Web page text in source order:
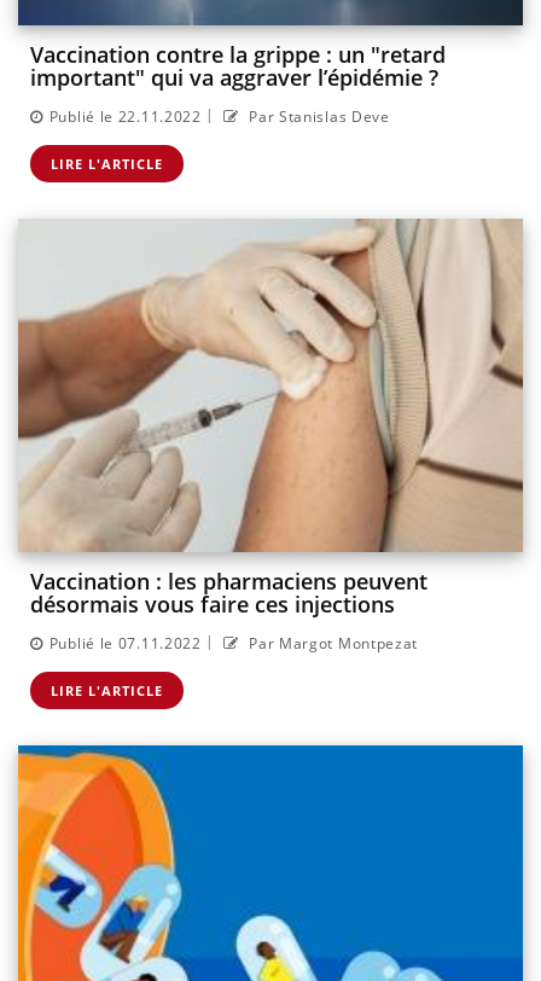
Vaccination contre la grippe : un "retard
important" qui va aggraver l’épidémie ?
Publié le 22.11.2022 | Par Stanislas Deve
LIRE L'ARTICLE
Vaccination : les pharmaciens peuvent
désormais vous faire ces injections
Publié le 07.11.2022 | Par Margot Montpezat
LIRE L'ARTICLE